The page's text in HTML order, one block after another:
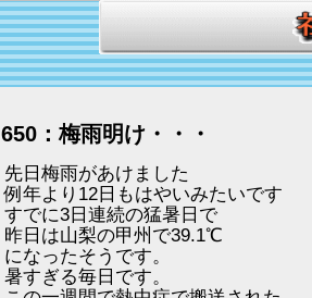
650：梅雨明け・・・
先日梅雨があけました
例年より12日もはやいみたいです
すでに3日連続の猛暑日で
昨日は山梨の甲州で39.1℃
になったそうです。
暑すぎる毎日です。